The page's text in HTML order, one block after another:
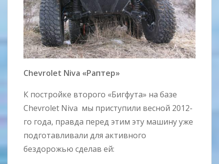
Chevrolet Niva «Раптер»
К постройке второго «Бигфута» на базе
Chevrolet Niva мы приступили весной 2012-
го года, правда перед этим эту машину уже
подготавливали для активного
бездорожью сделав ей: